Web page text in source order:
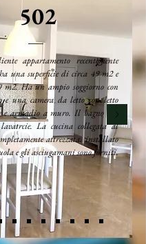
502
appartamento recentemente
una superficie di circa 49 m2 e
Ha un ampio soggiorno con
e una camera da letto con letto
e armadio a muro. Il bagno con
La cucina collegata al
attrezzata. installato
e gli asciugamani sono forniti.